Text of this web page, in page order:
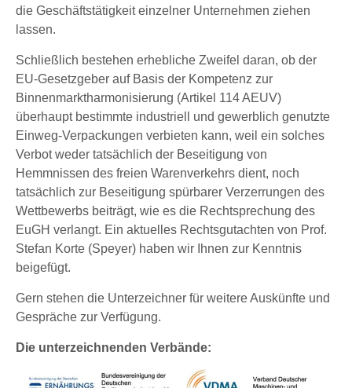
die Geschäftstätigkeit einzelner Unternehmen ziehen
lassen.
Schließlich bestehen erhebliche Zweifel daran, ob der
EU-Gesetzgeber auf Basis der Kompetenz zur
Binnenmarktharmonisierung (Artikel 114 AEUV)
überhaupt bestimmte industriell und gewerblich genutzte
Einweg-Verpackungen verbieten kann, weil ein solches
Verbot weder tatsächlich der Beseitigung von
Hemmnissen des freien Warenverkehrs dient, noch
tatsächlich zur Beseitigung spürbarer Verzerrungen des
Wettbewerbs beiträgt, wie es die Rechtsprechung des
EuGH verlangt. Ein aktuelles Rechtsgutachten von Prof.
Stefan Korte (Speyer) haben wir Ihnen zur Kenntnis
beigefügt.
Gern stehen die Unterzeichner für weitere Auskünfte und
Gespräche zur Verfügung.
Die unterzeichnenden Verbände: